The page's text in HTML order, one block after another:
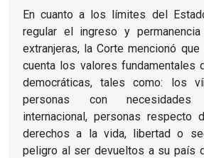
En cuanto a los límites del
regular el ingreso y
extranjeras, la Corte mencionó
cuenta los valores fundamentales
democráticas, tales como: los
personas con
internacional, personas respecto
derechos a la vida, libertad o
peligro al ser devueltos a su país